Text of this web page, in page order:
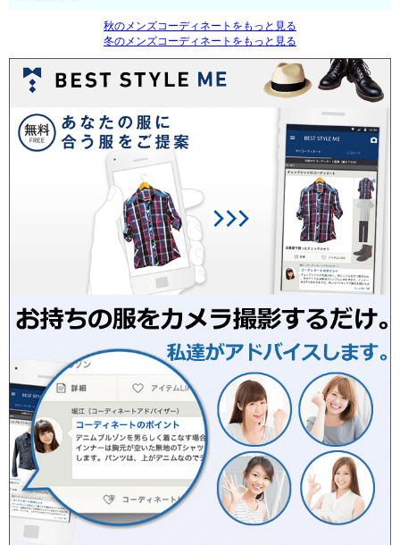
秋のメンズコーディネートをもっと見る
冬のメンズコーディネートをもっと見る